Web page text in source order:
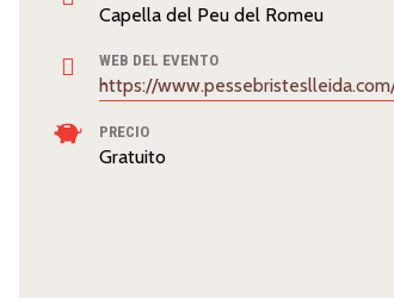
Capella del Peu del Romeu
WEB DEL EVENTO
https://
PRECIO
Gratuito